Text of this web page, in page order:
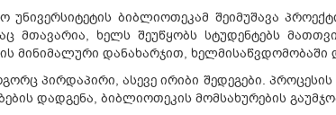
უნივერსიტეტის ბიბლიოთეკამ შეიმუშავა
მთავარია, ხელს შეუწყობს სტუდენტებს
მინიმალური დანახარჯით, ხელმისაწვდომობაში
პირდაპირი, ასევე ირიბი შედეგები.
დადგენა, ბიბლიოთეკის მომსახურების